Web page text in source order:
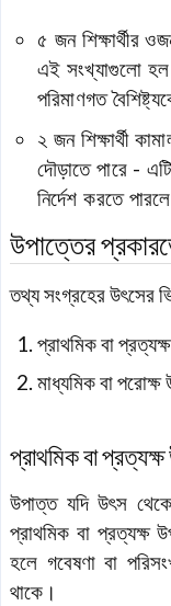
৫ জন শিক্ষার্থীর
এই সংখ্যাগুলো
পরিমাণগত
২ জন শিক্ষার্থী
দৌড়াতে পারে -
নির্দেশ করতে
উপাত্তের
তথ্য সংগ্রহের উৎসের
প্রাথমিক বা
মাধ্যমিক বা
প্রাথমিক বা
উপাত্ত যদি উৎস
প্রাথমিক বা প্রত্যক্ষ
হলে গবেষণা বা
থাকে।